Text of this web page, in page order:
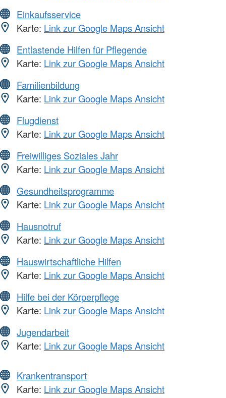
Einkaufsservice
Karte: Link zur Google Maps Ansicht
Entlastende Hilfen für Pflegende
Karte: Link zur Google Maps Ansicht
Familienbildung
Karte: Link zur Google Maps Ansicht
Flugdienst
Karte: Link zur Google Maps Ansicht
Freiwilliges Soziales Jahr
Karte: Link zur Google Maps Ansicht
Gesundheitsprogramme
Karte: Link zur Google Maps Ansicht
Hausnotruf
Karte: Link zur Google Maps Ansicht
Hauswirtschaftliche Hilfen
Karte: Link zur Google Maps Ansicht
Hilfe bei der Körperpflege
Karte: Link zur Google Maps Ansicht
Jugendarbeit
Karte: Link zur Google Maps Ansicht
Krankentransport
Karte: Link zur Google Maps Ansicht